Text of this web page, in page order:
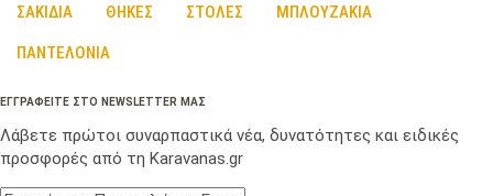
ΣΑΚΙΔΙΑ ΘΗΚΕΣ ΣΤΟΛΕΣ ΜΠΛΟΥΖΑΚΙΑ
ΠΑΝΤΕΛΟΝΙΑ
ΕΓΓΡΑΦΕΙΤΕ ΣΤΟ NEWSLETTER ΜΑΣ
Λάβετε πρώτοι συναρπαστικά νέα, δυνατότητες και ειδικές
προσφορές από τη Karavanas.gr